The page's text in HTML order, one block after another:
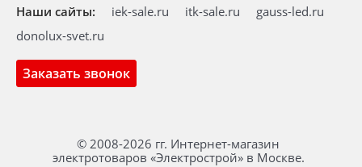
Заказать звонок
Наши сайты: iek-sale.ru itk-sale.ru
gauss-led.ru
donolux-svet.ru
© 2008-2026 гг. Интернет-магазин
электротоваров «Электрострой» в Москве.